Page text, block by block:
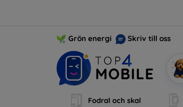
Grön energi Skriv till oss
Fodral och skal